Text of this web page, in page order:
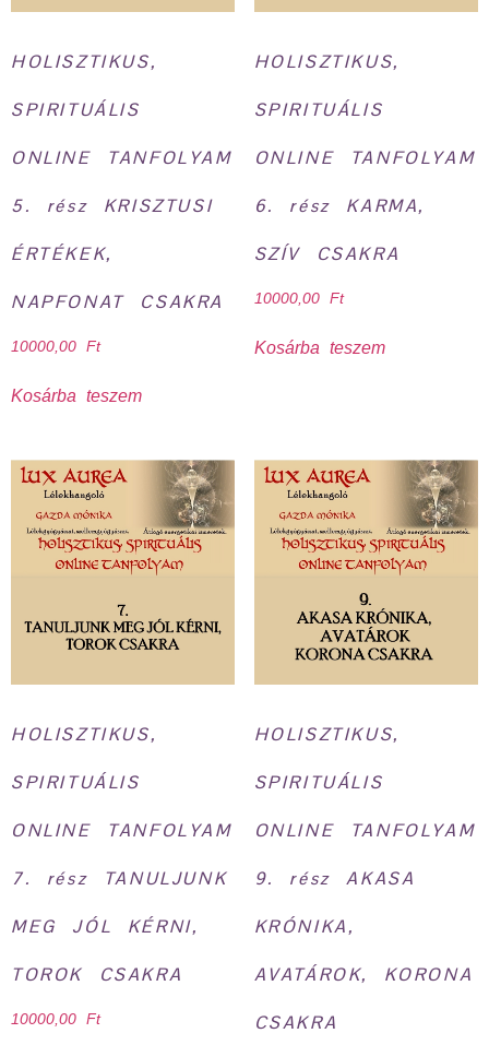
HOLISZTIKUS,
SPIRITUÁLIS
ONLINE TANFOLYAM
5. rész KRISZTUSI
ÉRTÉKEK,
NAPFONAT CSAKRA
10000,00 Ft
Kosárba teszem
HOLISZTIKUS,
SPIRITUÁLIS
ONLINE TANFOLYAM
6. rész KARMA,
SZÍV CSAKRA
10000,00 Ft
Kosárba teszem
HOLISZTIKUS,
SPIRITUÁLIS
ONLINE TANFOLYAM
7. rész TANULJUNK
MEG JÓL KÉRNI,
TOROK CSAKRA
10000,00 Ft
HOLISZTIKUS,
SPIRITUÁLIS
ONLINE TANFOLYAM
9. rész AKASA
KRÓNIKA,
AVATÁROK, KORONA
CSAKRA